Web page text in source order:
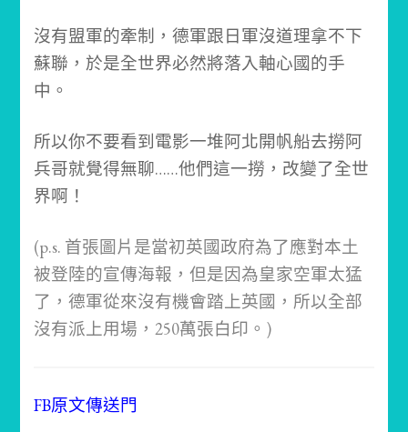
沒有盟軍的牽制，德軍跟日軍沒道理拿不下
蘇聯，於是全世界必然將落入軸心國的手
中。
所以你不要看到電影一堆阿北開帆船去撈阿
兵哥就覺得無聊……他們這一撈，改變了全世
界啊！
(p.s. 首張圖片是當初英國政府為了應對本土
被登陸的宣傳海報，但是因為皇家空軍太猛
了，德軍從來沒有機會踏上英國，所以全部
沒有派上用場，250萬張白印。)
FB原文傳送門